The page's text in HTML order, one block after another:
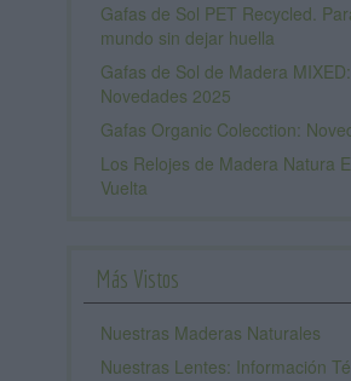
Gafas de Sol PET Recycled.
mundo sin dejar huella
Gafas de Sol de Madera MIXED:
Novedades 2025
Gafas Organic Colecction:
Los Relojes de Madera Natura
Vuelta
Más Vistos
Nuestras Maderas Naturales
Nuestras Lentes: Información